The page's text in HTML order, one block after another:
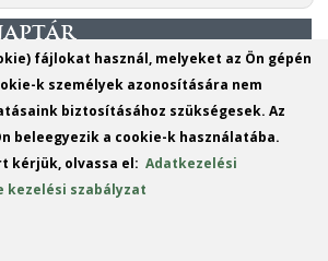
WE TH FR SA
SU
fájlokat használ, melyeket az Ön gépén
k személyek azonosítására nem
biztosításához szükségesek. Az
beleegyezik a cookie-k használatába.
kérjük, olvassa el:Adatkezelési
kezelési szabályzat